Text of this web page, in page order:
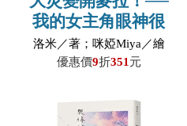
我的女主角眼神很
兇，演技卻誇張地
強!!?
洛米／著；咪婭Miya／繪
優惠價9折351 元